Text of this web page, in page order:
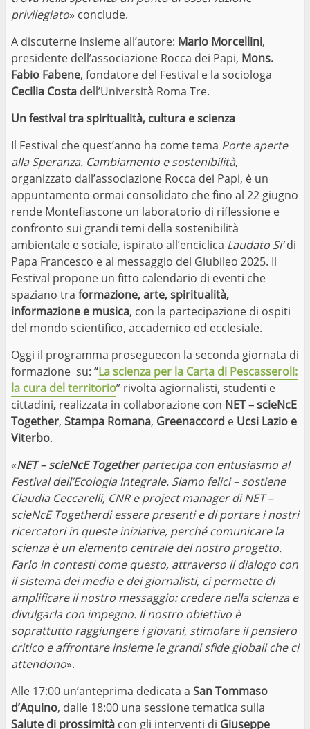
privilegiato» conclude.
A discuterne insieme all’autore: Mario Morcellini,
presidente dell’associazione Rocca dei Papi, Mons.
Fabio Fabene, fondatore del Festival e la sociologa
Cecilia Costa dell’Università Roma Tre.
Un festival tra spiritualità, cultura e scienza
Il Festival che quest’anno ha come tema Porte aperte
alla Speranza. Cambiamento e sostenibilità,
organizzato dall’associazione Rocca dei Papi, è un
appuntamento ormai consolidato che fino al 22 giugno
rende Montefiascone un laboratorio di riflessione e
confronto sui grandi temi della sostenibilità
ambientale e sociale, ispirato all’enciclica Laudato Si’di
Papa Francesco e al messaggio del Giubileo 2025. Il
Festival propone un fitto calendario di eventi che
spaziano tra formazione, arte, spiritualità,
informazione e musica, con la partecipazione di ospiti
del mondo scientifico, accademico ed ecclesiale.
Oggi il programma proseguecon la seconda giornata di
formazione su: “La scienza per la Carta di Pescasseroli:
la cura del territorio” rivolta agiornalisti, studenti e
cittadini, realizzata in collaborazione con NET – scieNcE
Together, Stampa Romana, Greenaccord e Ucsi Lazio e
Viterbo.
«NET – scieNcE Togetherpartecipa con entusiasmo al
Festival dell’Ecologia Integrale. Siamo felici – sostiene
Claudia Ceccarelli, CNR e project manager di NET –
scieNcE Togetherdi essere presenti e di portare i nostri
ricercatori in queste iniziative, perché comunicare la
scienza è un elemento centrale del nostro progetto.
Farlo in contesti come questo, attraverso il dialogo con
il sistema dei media e dei giornalisti, ci permette di
amplificare il nostro messaggio: credere nella scienza e
divulgarla con impegno. Il nostro obiettivo è
soprattutto raggiungere i giovani, stimolare il pensiero
critico e affrontare insieme le grandi sfide globali che ci
attendono».
Alle 17:00 un’anteprima dedicata a San Tommaso
d’Aquino, dalle 18:00 una sessione tematica sulla
Salute di prossimità con gli interventi di Giuseppe